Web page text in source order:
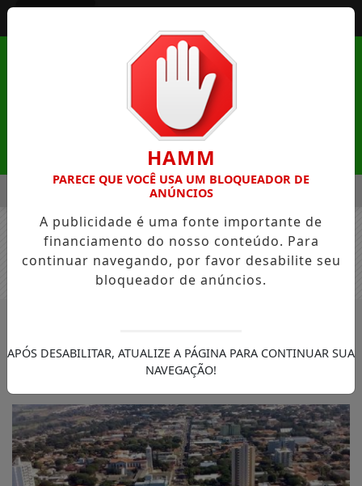
DE MANDAGUAÇU ESTÁ COM INSCRIÇÕES
EM ALTA
BUSCAR
HAMM
PARECE QUE VOCÊ USA UM BLOQUEADOR DE
ANÚNCIOS
A publicidade é uma fonte importante de
financiamento do nosso conteúdo. Para
continuar navegando, por favor desabilite seu
bloqueador de anúncios.
APÓS DESABILITAR, ATUALIZE A PÁGINA PARA CONTINUAR SUA
NAVEGAÇÃO!